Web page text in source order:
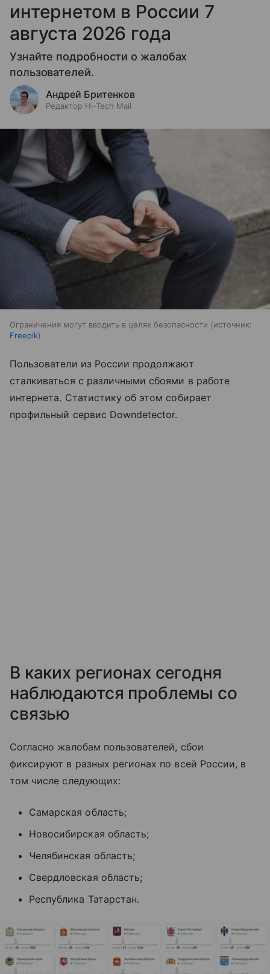
интернетом в России 7
августа 2026 года
Узнайте подробности о жалобах
пользователей.
Андрей Бритенков
Редактор Hi-Tech Mail
Ограничения могут вводить в целях безопасности
источник:
Freepik
Пользователи из России продолжают
сталкиваться с различными сбоями в работе
интернета. Статистику об этом собирает
профильный сервис Downdetector.
В каких регионах сегодня
наблюдаются проблемы со
связью
Согласно жалобам пользователей, сбои
фиксируют в разных регионах по всей России, в
том числе следующих:
Самарская область;
Новосибирская область;
Челябинская область;
Свердловская область;
Республика Татарстан.